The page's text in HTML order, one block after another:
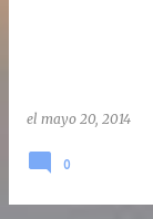
el mayo 20, 2014
0